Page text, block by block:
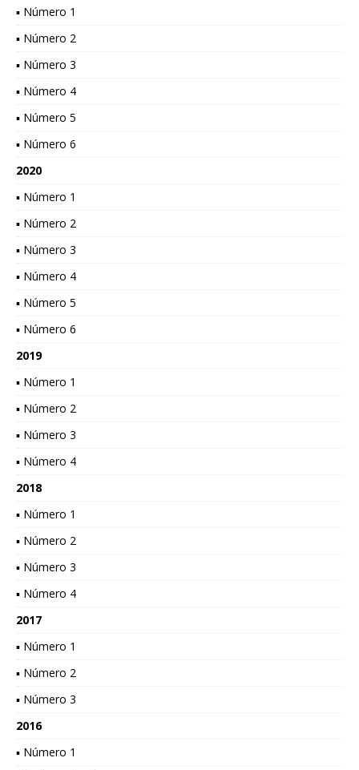
▪ Número 1
▪ Número 2
▪ Número 3
▪ Número 4
▪ Número 5
▪ Número 6
2020
▪ Número 1
▪ Número 2
▪ Número 3
▪ Número 4
▪ Número 5
▪ Número 6
2019
▪ Número 1
▪ Número 2
▪ Número 3
▪ Número 4
2018
▪ Número 1
▪ Número 2
▪ Número 3
▪ Número 4
2017
▪ Número 1
▪ Número 2
▪ Número 3
2016
▪ Número 1